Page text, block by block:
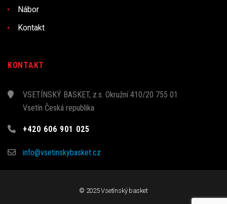
Nábor
Kontakt
KONTAKT
VSETÍNSKÝ BASKET, z.s. Okružní 410/20 755 01
Vsetín Česká republika
+420 606 901 025
info@vsetinskybasket.cz
© 2025 Vsetínský basket